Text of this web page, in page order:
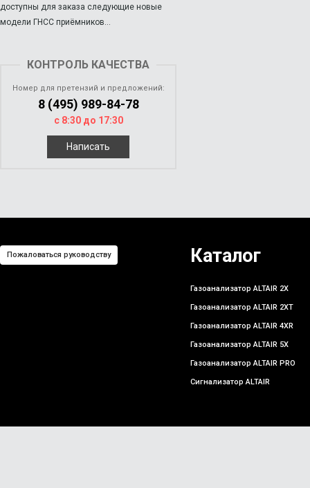
доступны для заказа следующие новые
модели ГНСС приёмников...
КОНТРОЛЬ КАЧЕСТВА
Номер для претензий и предложений:
8 (495) 989-84-78
с 8:30 до 17:30
Написать
Пожаловаться руководству Каталог
Газоанализатор ALTAIR 2X
Газоанализатор ALTAIR 2XT
Газоанализатор ALTAIR 4XR
Газоанализатор ALTAIR 5X
Газоанализатор ALTAIR PRO
Сигнализатор ALTAIR